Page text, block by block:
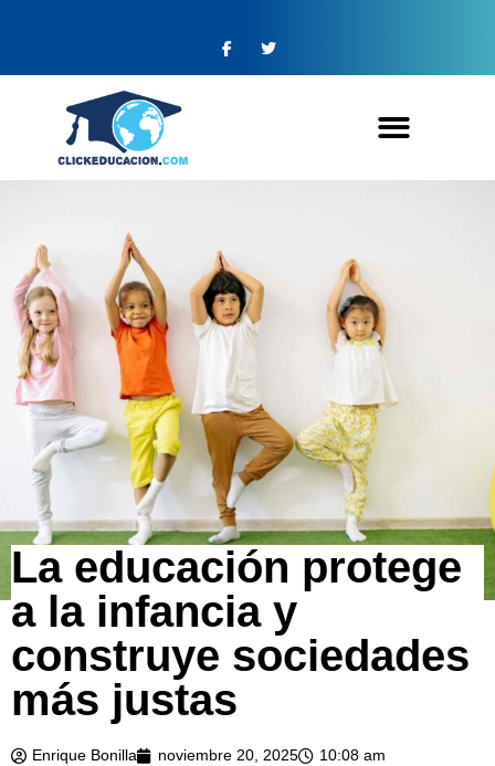
La educación protege
a la infancia y
construye sociedades
más justas
Enrique Bonilla noviembre 20, 2025 10:08 am